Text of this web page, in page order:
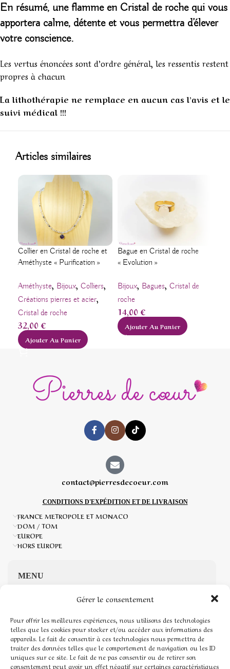
Gérer le consentement
Pour offrir les meilleures expériences, nous utilisons des technologies
telles que les cookies pour stocker et/ou accéder aux informations des
appareils. Le fait de consentir à ces technologies nous permettra de
traiter des données telles que le comportement de navigation ou les ID
uniques sur ce site. Le fait de ne pas consentir ou de retirer son
consentement peut avoir un effet négatif sur certaines caractéristiques
En résumé, uneflamme en Cristal de roche qui vous
apportera calme, détente et vous permettra d’élever
votre conscience.
Les vertus énoncées sont d’ordre général, les ressentis restent
propres à chacun
La lithothérapie ne remplace en aucun cas l’avis et le
suivi médical !!!
Articles similaires
Collier en Cristal de roche et
Améthyste « Purification »
Améthyste, Bijoux, Colliers,
Créations pierres et acier,
Cristal de roche
32,00€
Ajouter Au Panier
Bague en Cristal de roche
« Evolution »
Bijoux, Bagues, Cristal de
roche
14,00€
Ajouter Au Panier
contact@pierresdecoeur.com
CONDITIONS D'EXPÉDITION ET DE LIVRAISON
FRANCE METROPOLE ET MONACO
DOM / TOM
EUROPE
HORS EUROPE
MENU
Boutique de Pierres naturelles
Mon compte